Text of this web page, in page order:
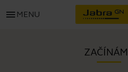
menu MENU